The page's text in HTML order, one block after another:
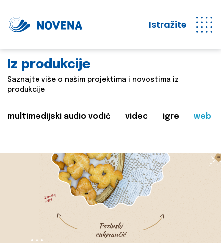
Istražite
Iz produkcije
Saznajte više o našim projektima i novostima iz
produkcije
multimedijski audio vodič video igre web